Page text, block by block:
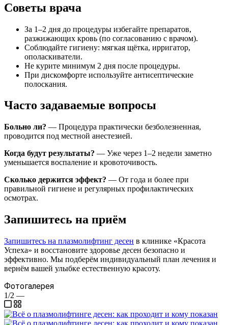
Советы врача
За 1–2 дня до процедуры избегайте препаратов,
разжижающих кровь (по согласованию с врачом).
Соблюдайте гигиену: мягкая щётка, ирригатор,
ополаскиватели.
Не курите минимум 2 дня после процедуры.
При дискомфорте используйте антисептические
полоскания.
Часто задаваемые вопросы
Больно ли? — Процедура практически безболезненная,
проводится под местной анестезией.
Когда будут результаты? — Уже через 1–2 недели заметно
уменьшается воспаление и кровоточивость.
Сколько держится эффект? — От года и более при
правильной гигиене и регулярных профилактических
осмотрах.
Запишитесь на приём
Запишитесь на плазмолифтинг десен в клинике «Красота
Успеха» и восстановите здоровье десен безопасно и
эффективно. Мы подберём индивидуальный план лечения и
вернём вашей улыбке естественную красоту.
Фотогалерея
1/2 —